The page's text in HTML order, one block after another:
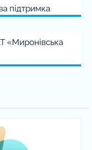
підтримка
«Миронівська